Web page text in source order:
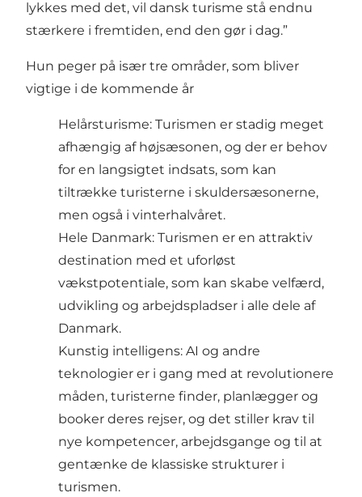
lykkes med det, vil dansk turisme stå endnu
stærkere i fremtiden, end den gør i dag.”
Hun peger på især tre områder, som bliver
vigtige i de kommende år
Helårsturisme: Turismen er stadig meget
afhængig af højsæsonen, og der er behov
for en langsigtet indsats, som kan
tiltrække turisterne i skuldersæsonerne,
men også i vinterhalvåret.
Hele Danmark: Turismen er en attraktiv
destination med et uforløst
vækstpotentiale, som kan skabe velfærd,
udvikling og arbejdspladser i alle dele af
Danmark.
Kunstig intelligens: AI og andre
teknologier er i gang med at revolutionere
måden, turisterne finder, planlægger og
booker deres rejser, og det stiller krav til
nye kompetencer, arbejdsgange og til at
gentænke de klassiske strukturer i
turismen.